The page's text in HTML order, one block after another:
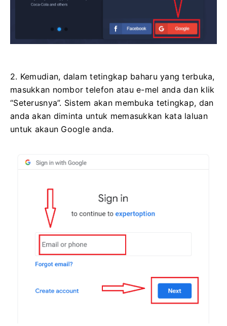
2. Kemudian, dalam tetingkap baharu yang terbuka,
masukkan nombor telefon atau e-mel anda dan klik
“Seterusnya”. Sistem akan membuka tetingkap, dan
anda akan diminta untuk memasukkan kata laluan
untuk akaun Google anda.